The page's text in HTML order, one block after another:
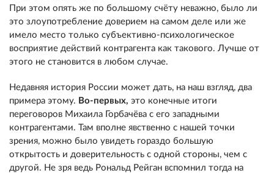
При этом опять же по большому счёту неважно, было ли
это злоупотребление доверием на самом деле или же
имело место только субъективно-психологическое
восприятие действий контрагента как такового. Лучше от
этого не становится в любом случае.
Недавняя история России может дать, на наш взгляд, два
примера этому. Во-первых, это конечные итоги
переговоров Михаила Горбачёва с его западными
контрагентами. Там вполне явственно с нашей точки
зрения, можно было увидеть гораздо большую
открытость и доверительность с одной стороны, чем с
другой. Не зря ведь Рональд Рейган вспомнил тогда на